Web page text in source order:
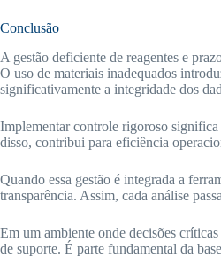
Conclusão
A gestão deficiente de reagentes e
O uso de materiais inadequados
significativamente a integridade dos
Implementar controle rigoroso
disso, contribui para eficiência
Quando essa gestão é integrada a
transparência. Assim, cada análise
Em um ambiente onde decisões
de suporte. É parte fundamental da